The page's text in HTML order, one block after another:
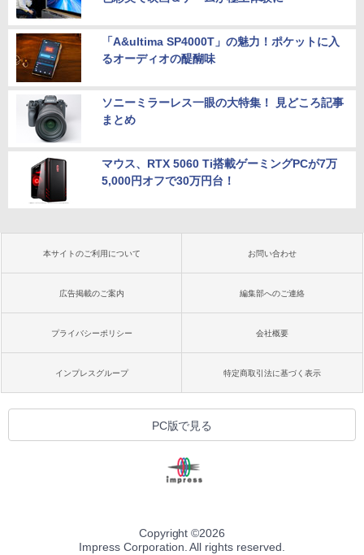
「A&ultima SP4000T」の魅力！ポケットに入
るオーディオの醍醐味
ソニーミラーレス一眼の大特集！ 見どころ記事
まとめ
マウス、RTX 5060 Ti搭載ゲーミングPCが7万
5,000円オフで30万円台！
本サイトのご利用について お問い合わせ
広告掲載のご案内 編集部へのご連絡
プライバシーポリシー 会社概要
インプレスグループ 特定商取引法に基づく表示
PC版で見る
Copyright ©2026
Impress Corporation. All rights reserved.